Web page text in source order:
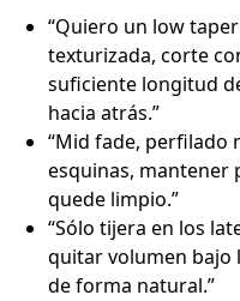
“Quiero un low
texturizada, corte
suficiente longitud
hacia atrás.”
“Mid fade, perfilado
esquinas, mantener
quede limpio.”
“Sólo tijera en los
quitar volumen bajo
de forma natural.”